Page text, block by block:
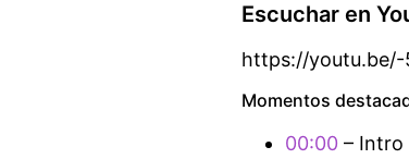
Escuchar en
https://youtu.be/-
Momentos
00:00 – Intro